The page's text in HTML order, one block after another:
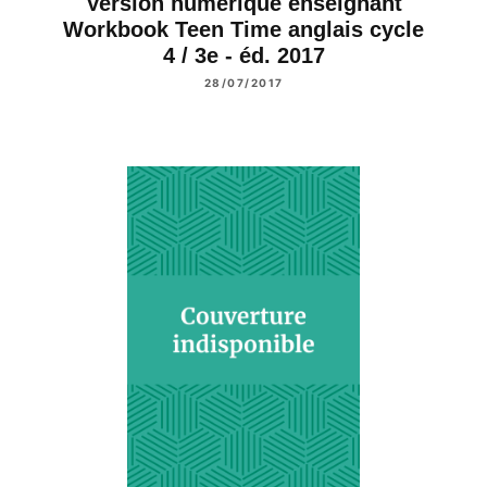
Workbook Teen Time anglais cycle
4 / 3e - éd. 2017
28/07/2017